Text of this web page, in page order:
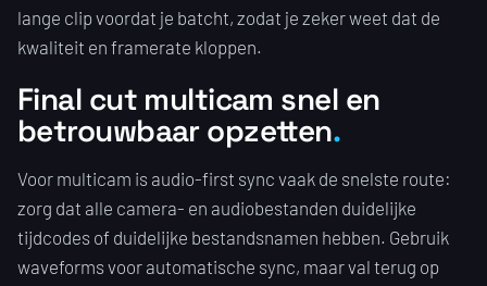
lange clip voordat je batcht, zodat je zeker weet dat de
kwaliteit en framerate kloppen.
Final cut multicam snel en
betrouwbaar opzetten
Voor multicam is audio-first sync vaak de snelste route:
zorg dat alle camera- en audiobestanden duidelijke
tijdcodes of duidelijke bestandsnamen hebben. Gebruik
waveforms voor automatische sync, maar val terug op